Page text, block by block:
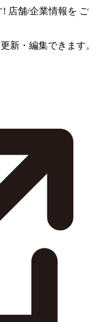
! 店舗/企業情報を ご
新・編集できます。